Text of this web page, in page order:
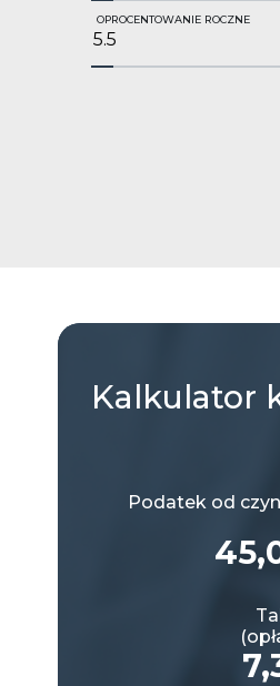
OPROCENTOWANIE ROCZNE
Kalkulator
Podatek od